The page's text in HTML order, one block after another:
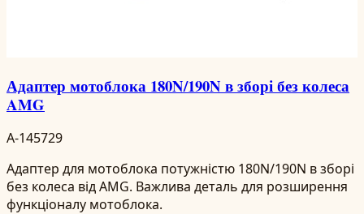
Адаптер мотоблока 180N/190N в зборі без колеса
AMG
A-145729
Адаптер для мотоблока потужністю 180N/190N в зборі
без колеса від AMG. Важлива деталь для розширення
функціоналу мотоблока.